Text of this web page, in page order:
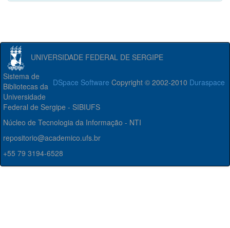
UNIVERSIDADE FEDERAL DE SERGIPE
DSpace Software Copyright © 2002-2010 Duraspace
Sistema de
Bibliotecas da
Universidade
Federal de Sergipe - SIBIUFS
Núcleo de Tecnologia da Informação - NTI
repositorio@academico.ufs.br
+55 79 3194-6528